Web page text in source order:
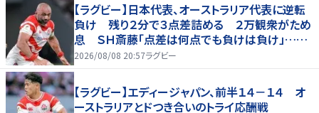
【ラグビー】日本代表、オーストラリア代表に逆転
負け 残り２分で３点差詰める ２万観衆がため
息 ＳＨ斎藤「点差は何点でも負けは負け」…前
半にＳＯ伊藤龍が先制トライ、３２ー３５で惜敗
2026/08/08 20:57ラグビー
【ラグビー】エディージャパン、前半１４－１４ オ
ーストラリアとドつき合いのトライ応酬戦